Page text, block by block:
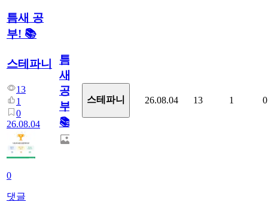
틈새 공
부! 📚
스테파니
13
1
0
26.08.04
0
댓글
틈
새
공
부!
📚
스테파니 26.08.04 13 1 0